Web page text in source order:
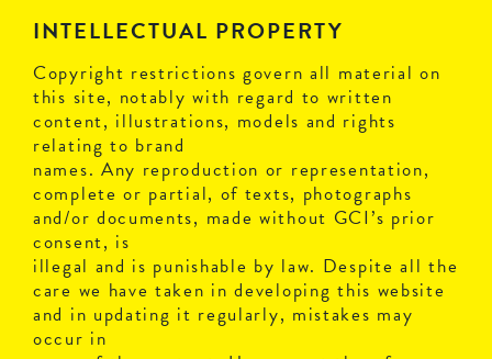
INTELLECTUAL PROPERTY
Copyright restrictions govern all material on
this site, notably with regard to written
content, illustrations, models and rights
relating to brand
names. Any reproduction or representation,
complete or partial, of texts, photographs
and/or documents, made without GCI’s prior
consent, is
illegal and is punishable by law. Despite all the
care we have taken in developing this website
and in updating it regularly, mistakes may
occur in